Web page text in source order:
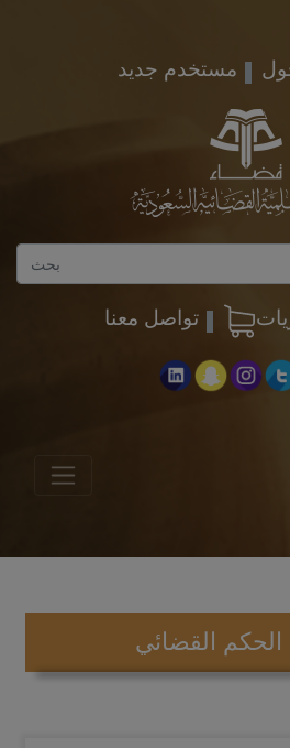
مستخدم جديد
تواصل معنا
الحكم القضائي